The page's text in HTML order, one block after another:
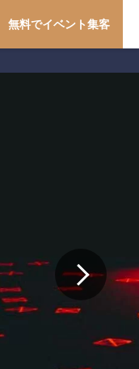
無料でイベント集客